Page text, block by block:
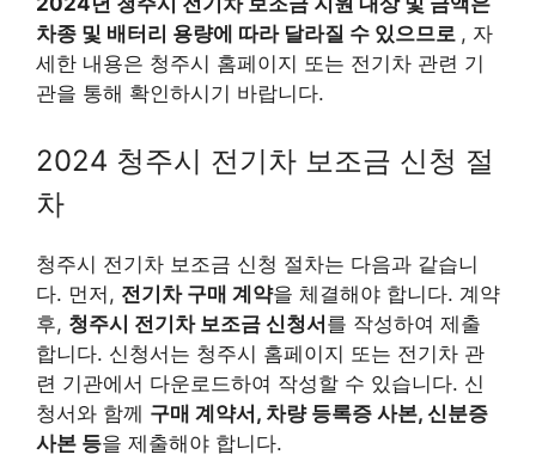
차종 및 배터리 용량에 따라 달라질 수 있으므로 , 자
세한 내용은 청주시 홈페이지 또는 전기차 관련 기
관을 통해 확인하시기 바랍니다.
2024 청주시 전기차 보조금 신청 절
차
청주시 전기차 보조금 신청 절차는 다음과 같습니
다. 먼저, 전기차 구매 계약을 체결해야 합니다. 계약
후, 청주시 전기차 보조금 신청서를 작성하여 제출
합니다. 신청서는 청주시 홈페이지 또는 전기차 관
련 기관에서 다운로드하여 작성할 수 있습니다. 신
청서와 함께 구매 계약서, 차량 등록증 사본, 신분증
사본 등을 제출해야 합니다.